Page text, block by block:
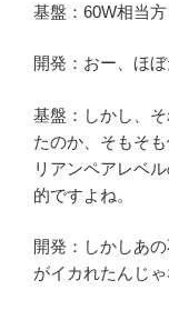
基盤：60W相当
開発：おー、ほぼ
基盤：しかし、
たのか、そもそ
リアンペアレベ
的ですよね。
開発：しかしあ
がイカれたんじゃ